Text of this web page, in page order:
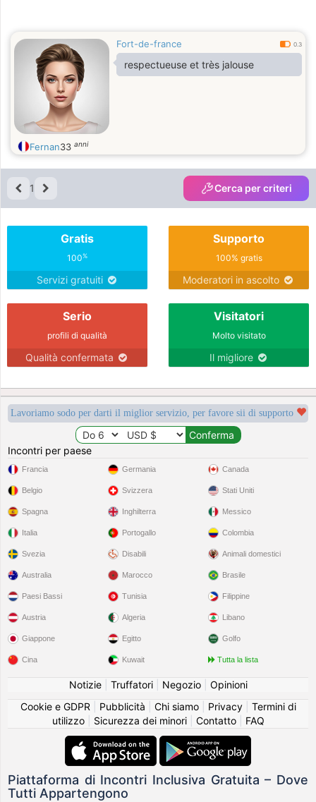
Fort-de-france 0.3
respectueuse et très jalouse
Fernan33 anni
1 Cerca per criteri
Gratis
100%
Servizi gratuiti
Supporto
100% gratis
Moderatori in ascolto
Serio
profili di qualità
Qualità confermata
Visitatori
Molto visitato
Il migliore
Lavoriamo sodo per darti il miglior servizio, per favore sii di supporto
Incontri per paese
Francia
Belgio
Spagna
Italia
Svezia
Germania
Svizzera
Inghilterra
Portogallo
Disabili
Canada
Stati Uniti
Messico
Colombia
Animali domestici
Australia
Paesi Bassi
Austria
Giappone
Cina
Marocco
Tunisia
Algeria
Egitto
Kuwait
Brasile
Filippine
Libano
Golfo
Tutta la lista
Notizie| Truffatori| Negozio| Opinioni
Cookie e GDPR
Pubblicità Chi siamo| Privacy| Termini di
utilizzo| Sicurezza dei minori| Contatto| FAQ
Piattaforma di Incontri Inclusiva Gratuita – Dove
Tutti Appartengono